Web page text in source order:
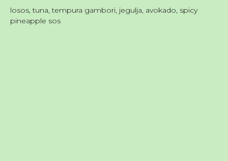
losos, tuna, tempura gambori, jegulja, avokado, spicy
pineapple sos